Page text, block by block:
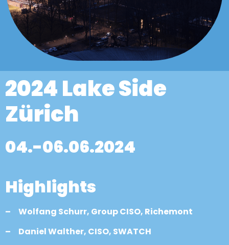
2024Lake Side
Zürich
04.-06.06.2024
Highlights
– Wolfang Schurr, Group CISO, Richemont
– Daniel Walther, CISO, SWATCH